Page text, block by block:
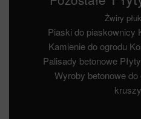
Żwiry
Piaski do piaskownicy
Kamienie do ogrodu
Palisady betonowe
Wyroby betonowe do